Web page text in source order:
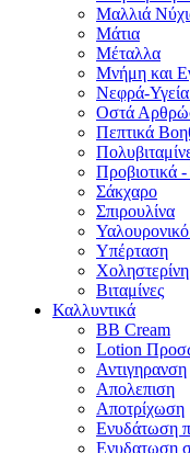
Μαλλιά
Μάτια
Μέταλλα
Μνήμη και
Νεφρά-
Οστά
Πεπτικά
Προβιοτικά
Σάκχαρο
Σπιρουλίνα
Υπέρταση
Χοληστερίνη
Βιταμίνες
Καλλυντικά
BB Cream
Lotion
Αντιγηρανση
Απολεπιση
Αποτρίχωση
Ενυδάτωση
Ενυδατωση